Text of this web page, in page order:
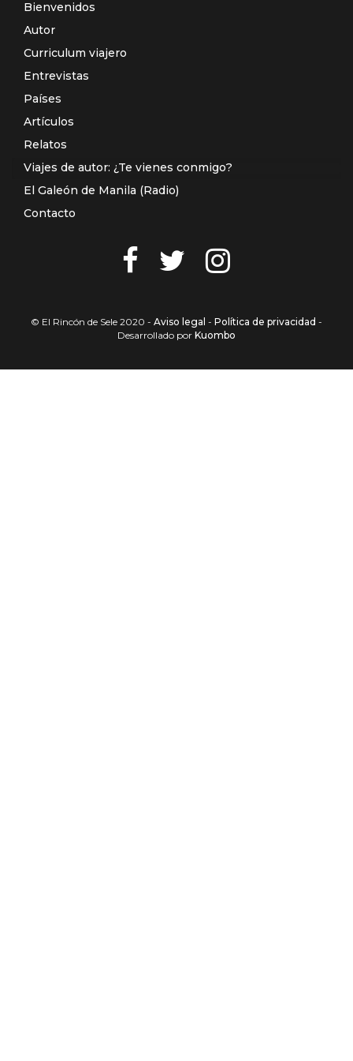
Bienvenidos
Autor
Curriculum viajero
Entrevistas
Países
Artículos
Relatos
Viajes de autor: ¿Te vienes conmigo?
El Galeón de Manila (Radio)
Contacto
© El Rincón de Sele 2020 - Aviso legal - Política de privacidad -
Desarrollado por Kuombo